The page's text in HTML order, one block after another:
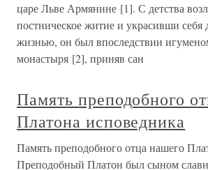
царе Льве Армянине [1]. С детства
постническое житие и украсивши себя
жизнью, он был впоследствии
монастыря [2], приняв сан
Память преподобного
Платона исповедника
Память преподобного отца нашего
Преподобный Платон был сыном